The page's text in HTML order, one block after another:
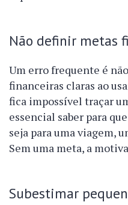
Não definir metas
Um erro frequente é
financeiras claras ao
fica impossível traçar
essencial saber para
seja para uma viagem,
Sem uma meta, a
Subestimar